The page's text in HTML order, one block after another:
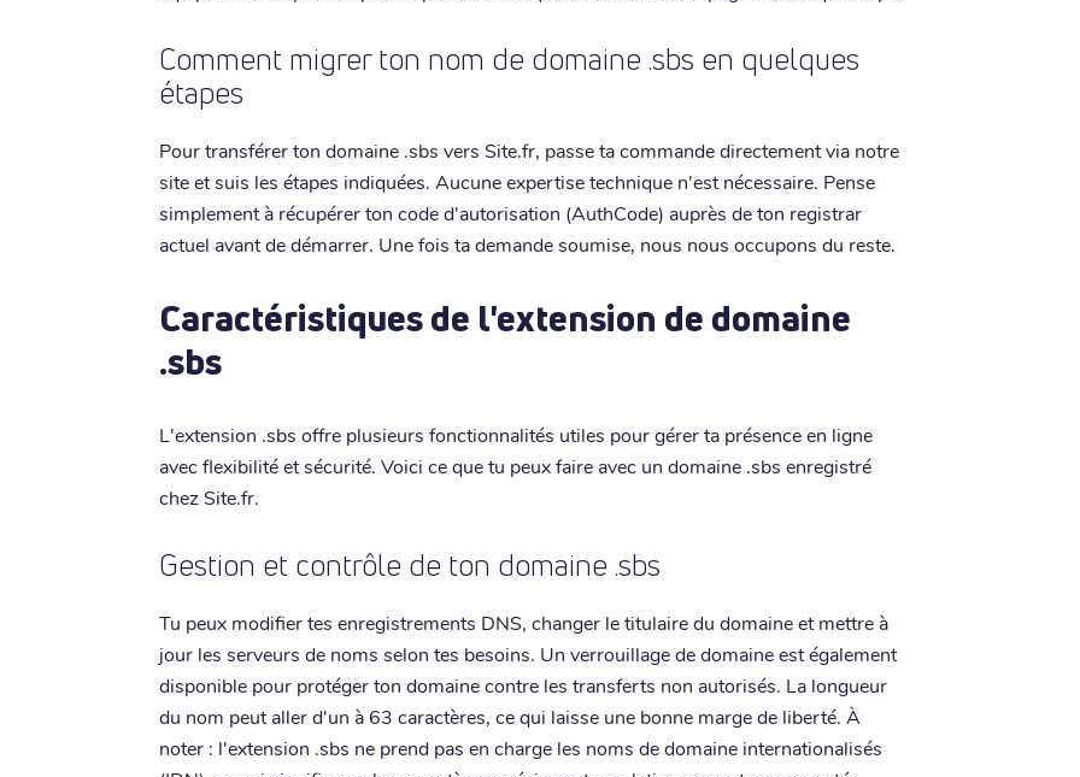
Comment migrer ton nom de domaine .sbs en quelques
étapes
Pour transférer ton domaine .sbs vers Site.fr, passe ta commande directement via notre
site et suis les étapes indiquées. Aucune expertise technique n'est nécessaire. Pense
simplement à récupérer ton code d'autorisation (AuthCode) auprès de ton registrar
actuel avant de démarrer. Une fois ta demande soumise, nous nous occupons du reste.
Caractéristiques de l'extension de domaine
.sbs
L'extension .sbs offre plusieurs fonctionnalités utiles pour gérer ta présence en ligne
avec flexibilité et sécurité. Voici ce que tu peux faire avec un domaine .sbs enregistré
chez Site.fr.
Gestion et contrôle de ton domaine .sbs
Tu peux modifier tes enregistrements DNS, changer le titulaire du domaine et mettre à
jour les serveurs de noms selon tes besoins. Un verrouillage de domaine est également
disponible pour protéger ton domaine contre les transferts non autorisés. La longueur
du nom peut aller d'un à 63 caractères, ce qui laisse une bonne marge de liberté. À
noter : l'extension .sbs ne prend pas en charge les noms de domaine internationalisés